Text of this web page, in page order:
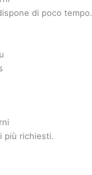
di poco tempo.
più richiesti.